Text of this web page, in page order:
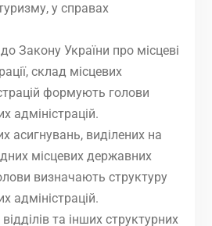
у справах
Закону України про місцеві
склад місцевих
формують голови
адміністрацій.
виділених на
місцевих державних
визначають структуру
адміністрацій.
та інших структурних